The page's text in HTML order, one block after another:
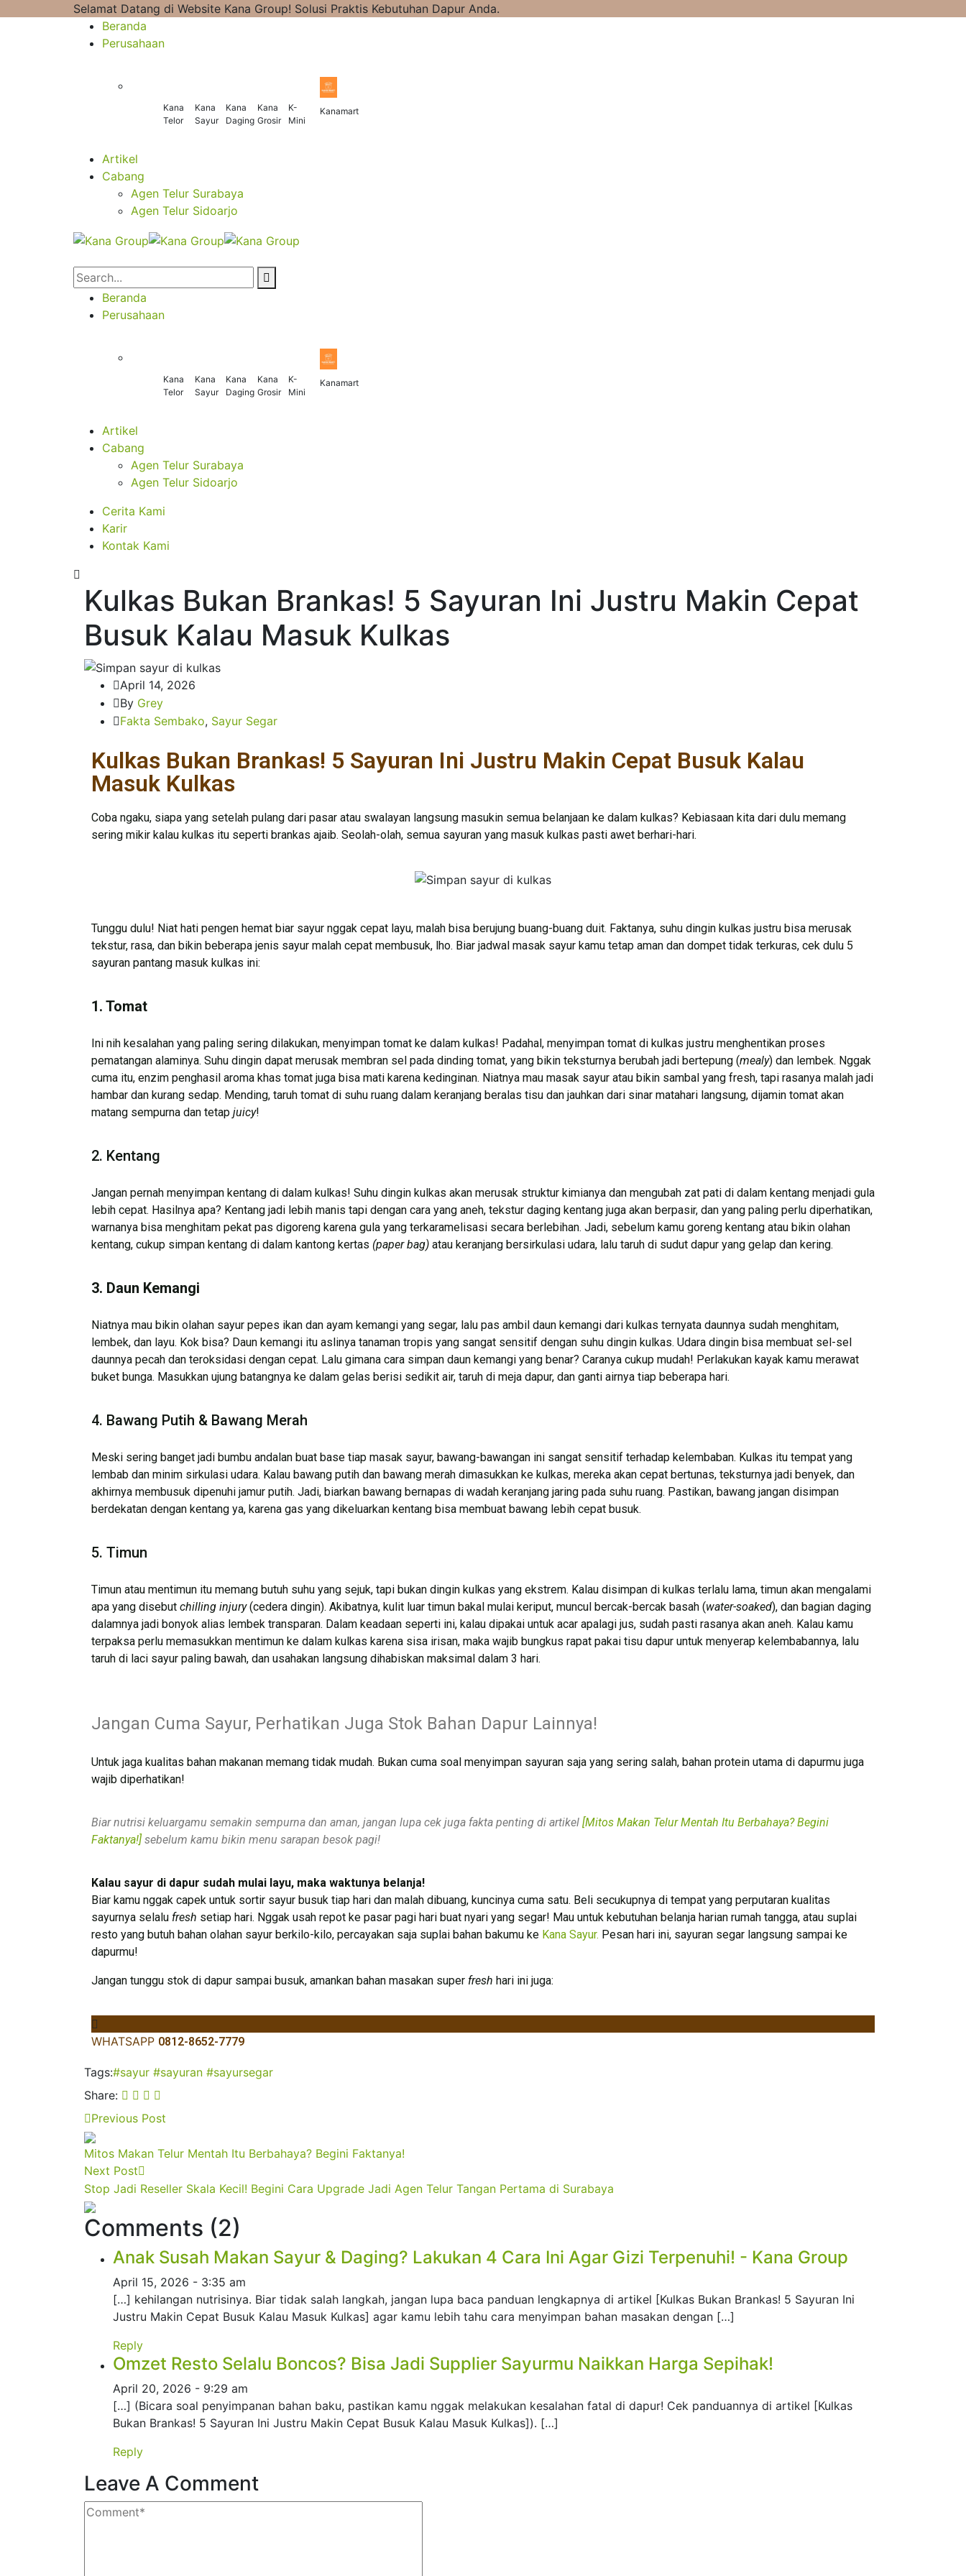
Selamat Datang di Website Kana Group! Solusi Praktis Kebutuhan Dapur Anda.
Beranda
Perusahaan
Kana
Telor
Kana
Sayur
Kana
Daging
Kana
Grosir
K-
Mini
Kanamart
Artikel
Cabang
Agen Telur Surabaya
Agen Telur Sidoarjo
Beranda
Perusahaan
Kana
Telor
Kana
Sayur
Kana
Daging
Kana
Grosir
K-
Mini
Kanamart
Artikel
Cabang
Agen Telur Surabaya
Agen Telur Sidoarjo
Cerita Kami
Karir
Kontak Kami
Kulkas Bukan Brankas! 5 Sayuran Ini Justru Makin Cepat
Busuk Kalau Masuk Kulkas
April 14, 2026
By Grey
Fakta Sembako, Sayur Segar
Kulkas Bukan Brankas! 5 Sayuran Ini Justru Makin Cepat Busuk Kalau
Masuk Kulkas
Coba ngaku, siapa yang setelah pulang dari pasar atau swalayan langsung masukin semua belanjaan ke dalam kulkas? Kebiasaan kita dari dulu memang
sering mikir kalau kulkas itu seperti brankas ajaib. Seolah-olah, semua sayuran yang masuk kulkas pasti awet berhari-hari.
Tunggu dulu! Niat hati pengen hemat biar sayur nggak cepat layu, malah bisa berujung buang-buang duit. Faktanya, suhu dingin kulkas justru bisa merusak
tekstur, rasa, dan bikin beberapa jenis sayur malah cepat membusuk, lho. Biar jadwal masak sayur kamu tetap aman dan dompet tidak terkuras, cek dulu 5
sayuran pantang masuk kulkas ini:
1. Tomat
Ini nih kesalahan yang paling sering dilakukan, menyimpan tomat ke dalam kulkas! Padahal, menyimpan tomat di kulkas justru menghentikan proses
pematangan alaminya. Suhu dingin dapat merusak membran sel pada dinding tomat, yang bikin teksturnya berubah jadi bertepung (mealy) dan lembek. Nggak
cuma itu, enzim penghasil aroma khas tomat juga bisa mati karena kedinginan. Niatnya mau masak sayur atau bikin sambal yang fresh, tapi rasanya malah jadi
hambar dan kurang sedap. Mending, taruh tomat di suhu ruang dalam keranjang beralas tisu dan jauhkan dari sinar matahari langsung, dijamin tomat akan
matang sempurna dan tetap juicy!
2. Kentang
Jangan pernah menyimpan kentang di dalam kulkas! Suhu dingin kulkas akan merusak struktur kimianya dan mengubah zat pati di dalam kentang menjadi gula
lebih cepat. Hasilnya apa? Kentang jadi lebih manis tapi dengan cara yang aneh, tekstur daging kentang juga akan berpasir, dan yang paling perlu diperhatikan,
warnanya bisa menghitam pekat pas digoreng karena gula yang terkaramelisasi secara berlebihan. Jadi, sebelum kamu goreng kentang atau bikin olahan
kentang, cukup simpan kentang di dalam kantong kertas (paper bag) atau keranjang bersirkulasi udara, lalu taruh di sudut dapur yang gelap dan kering.
3. Daun Kemangi
Niatnya mau bikin olahan sayur pepes ikan dan ayam kemangi yang segar, lalu pas ambil daun kemangi dari kulkas ternyata daunnya sudah menghitam,
lembek, dan layu. Kok bisa? Daun kemangi itu aslinya tanaman tropis yang sangat sensitif dengan suhu dingin kulkas. Udara dingin bisa membuat sel-sel
daunnya pecah dan teroksidasi dengan cepat. Lalu gimana cara simpan daun kemangi yang benar? Caranya cukup mudah! Perlakukan kayak kamu merawat
buket bunga. Masukkan ujung batangnya ke dalam gelas berisi sedikit air, taruh di meja dapur, dan ganti airnya tiap beberapa hari.
4. Bawang Putih & Bawang Merah
Meski sering banget jadi bumbu andalan buat base tiap masak sayur, bawang-bawangan ini sangat sensitif terhadap kelembaban. Kulkas itu tempat yang
lembab dan minim sirkulasi udara. Kalau bawang putih dan bawang merah dimasukkan ke kulkas, mereka akan cepat bertunas, teksturnya jadi benyek, dan
akhirnya membusuk dipenuhi jamur putih. Jadi, biarkan bawang bernapas di wadah keranjang jaring pada suhu ruang. Pastikan, bawang jangan disimpan
berdekatan dengan kentang ya, karena gas yang dikeluarkan kentang bisa membuat bawang lebih cepat busuk.
5. Timun
Timun atau mentimun itu memang butuh suhu yang sejuk, tapi bukan dingin kulkas yang ekstrem. Kalau disimpan di kulkas terlalu lama, timun akan mengalami
apa yang disebut chilling injury(cedera dingin). Akibatnya, kulit luar timun bakal mulai keriput, muncul bercak-bercak basah (water-soaked), dan bagian daging
dalamnya jadi bonyok alias lembek transparan. Dalam keadaan seperti ini, kalau dipakai untuk acar apalagi jus, sudah pasti rasanya akan aneh. Kalau kamu
terpaksa perlu memasukkan mentimun ke dalam kulkas karena sisa irisan, maka wajib bungkus rapat pakai tisu dapur untuk menyerap kelembabannya, lalu
taruh di laci sayur paling bawah, dan usahakan langsung dihabiskan maksimal dalam 3 hari.
Jangan Cuma Sayur, Perhatikan Juga Stok Bahan Dapur Lainnya!
Untuk jaga kualitas bahan makanan memang tidak mudah. Bukan cuma soal menyimpan sayuran saja yang sering salah, bahan protein utama di dapurmu juga
wajib diperhatikan!
Biar nutrisi keluargamu semakin sempurna dan aman, jangan lupa cek juga fakta penting di artikel [Mitos Makan Telur Mentah Itu Berbahaya? Begini
Faktanya!] sebelum kamu bikin menu sarapan besok pagi!
Kalau sayur di dapur sudah mulai layu, maka waktunya belanja!
Biar kamu nggak capek untuk sortir sayur busuk tiap hari dan malah dibuang, kuncinya cuma satu. Beli secukupnya di tempat yang perputaran kualitas
sayurnya selalu fresh setiap hari. Nggak usah repot ke pasar pagi hari buat nyari yang segar! Mau untuk kebutuhan belanja harian rumah tangga, atau suplai
resto yang butuh bahan olahan sayur berkilo-kilo, percayakan saja suplai bahan bakumu ke Kana Sayur. Pesan hari ini, sayuran segar langsung sampai ke
dapurmu!
Jangan tunggu stok di dapur sampai busuk, amankan bahan masakan super fresh hari ini juga:
WHATSAPP 0812-8652-7779
Tags:#sayur #sayuran #sayursegar
Share:
Previous Post
Mitos Makan Telur Mentah Itu Berbahaya? Begini Faktanya!​
Next Post
Stop Jadi Reseller Skala Kecil! Begini Cara Upgrade Jadi Agen Telur Tangan Pertama di Surabaya​
Comments (2)
Anak Susah Makan Sayur & Daging? Lakukan 4 Cara Ini Agar Gizi Terpenuhi! - Kana Group
April 15, 2026 - 3:35 am
[…] kehilangan nutrisinya. Biar tidak salah langkah, jangan lupa baca panduan lengkapnya di artikel [Kulkas Bukan Brankas! 5 Sayuran Ini
Justru Makin Cepat Busuk Kalau Masuk Kulkas] agar kamu lebih tahu cara menyimpan bahan masakan dengan […]
Reply
Omzet Resto Selalu Boncos? Bisa Jadi Supplier Sayurmu Naikkan Harga Sepihak!
April 20, 2026 - 9:29 am
[…] (Bicara soal penyimpanan bahan baku, pastikan kamu nggak melakukan kesalahan fatal di dapur! Cek panduannya di artikel [Kulkas
Bukan Brankas! 5 Sayuran Ini Justru Makin Cepat Busuk Kalau Masuk Kulkas]). […]
Reply
Leave A Comment